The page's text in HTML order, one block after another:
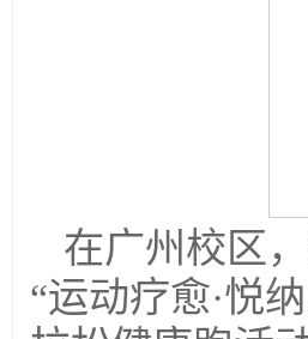
在广州校区
“运动疗愈·悦